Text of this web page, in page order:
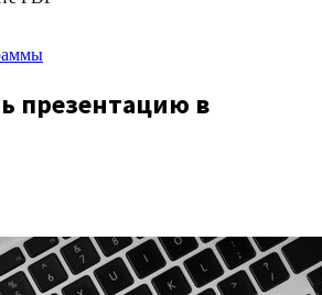
презентацию в